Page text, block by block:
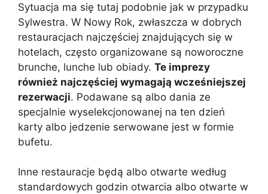
Sytuacja ma się tutaj podobnie jak w przypadku
Sylwestra. W Nowy Rok, zwłaszcza w dobrych
restauracjach najczęściej znajdujących się w
hotelach, często organizowane są noworoczne
brunche, lunche lub obiady. Te imprezy
również najczęściej wymagają wcześniejszej
rezerwacji. Podawane są albo dania ze
specjalnie wyselekcjonowanej na ten dzień
karty albo jedzenie serwowane jest w formie
bufetu.
Inne restauracje będą albo otwarte według
standardowych godzin otwarcia albo otwarte w